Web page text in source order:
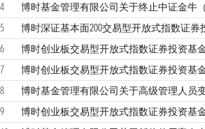
4
5
6
7
8
9